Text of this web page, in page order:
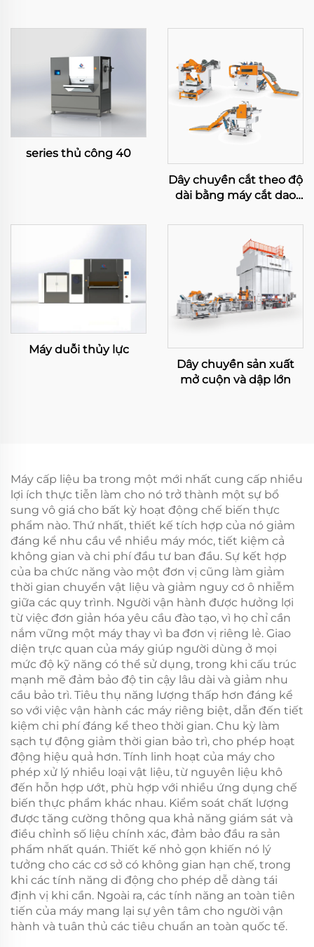
series thủ công 40
Dây chuyền cắt theo độ
dài bằng máy cắt dao
Máy duỗi thủy lực
Dây chuyền sản xuất
mở cuộn và dập lớn
Máy cấp liệu ba trong một mới nhất cung cấp nhiều
lợi ích thực tiễn làm cho nó trở thành một sự bổ
sung vô giá cho bất kỳ hoạt động chế biến thực
phẩm nào. Thứ nhất, thiết kế tích hợp của nó giảm
đáng kể nhu cầu về nhiều máy móc, tiết kiệm cả
không gian và chi phí đầu tư ban đầu. Sự kết hợp
của ba chức năng vào một đơn vị cũng làm giảm
thời gian chuyển vật liệu và giảm nguy cơ ô nhiễm
giữa các quy trình. Người vận hành được hưởng lợi
từ việc đơn giản hóa yêu cầu đào tạo, vì họ chỉ cần
nắm vững một máy thay vì ba đơn vị riêng lẻ. Giao
diện trực quan của máy giúp người dùng ở mọi
mức độ kỹ năng có thể sử dụng, trong khi cấu trúc
mạnh mẽ đảm bảo độ tin cậy lâu dài và giảm nhu
cầu bảo trì. Tiêu thụ năng lượng thấp hơn đáng kể
so với việc vận hành các máy riêng biệt, dẫn đến tiết
kiệm chi phí đáng kể theo thời gian. Chu kỳ làm
sạch tự động giảm thời gian bảo trì, cho phép hoạt
động hiệu quả hơn. Tính linh hoạt của máy cho
phép xử lý nhiều loại vật liệu, từ nguyên liệu khô
đến hỗn hợp ướt, phù hợp với nhiều ứng dụng chế
biến thực phẩm khác nhau. Kiểm soát chất lượng
được tăng cường thông qua khả năng giám sát và
điều chỉnh số liệu chính xác, đảm bảo đầu ra sản
phẩm nhất quán. Thiết kế nhỏ gọn khiến nó lý
tưởng cho các cơ sở có không gian hạn chế, trong
khi các tính năng di động cho phép dễ dàng tái
định vị khi cần. Ngoài ra, các tính năng an toàn tiên
tiến của máy mang lại sự yên tâm cho người vận
hành và tuân thủ các tiêu chuẩn an toàn quốc tế.